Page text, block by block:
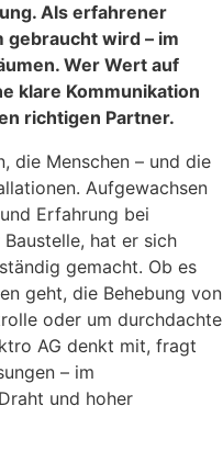
Als erfahrener
gebraucht wird – im
Wer Wert auf
klare Kommunikation
richtigen Partner.
die Menschen – und die
Aufgewachsen
Erfahrung bei
hat er sich
gemacht. Ob es
geht, die Behebung von
oder um durchdachte
AG denkt mit, fragt
– im
und hoher